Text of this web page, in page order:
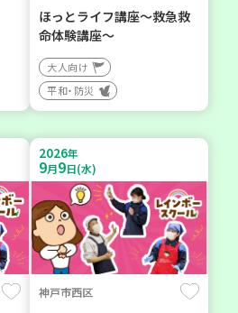
ほっとライフ講座～救急救
命体験講座～
大人向け
平和・防災
2026年
9月9日(水)
神戸市西区